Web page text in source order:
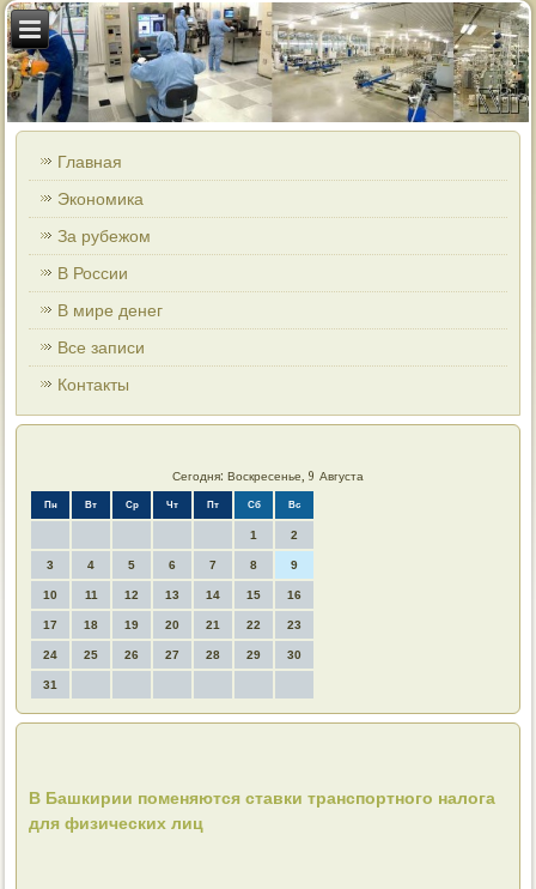
Главная
Экономика
За рубежом
В России
В мире денег
Все записи
Контакты
Сегодня: Воскресенье, 9 Августа
Пн Вт Ср Чт Пт Сб Вс
1 2
3 4 5 6 7 8 9
10 11 12 13 14 15 16
17 18 19 20 21 22 23
24 25 26 27 28 29 30
31
В Башкирии поменяются ставки транспортного налога
для физических лиц